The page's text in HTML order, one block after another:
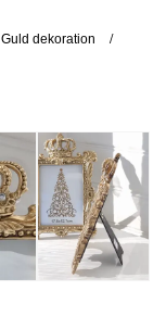
Guld dekoration